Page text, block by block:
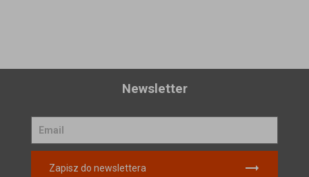
Newsletter
Zapisz do newslettera